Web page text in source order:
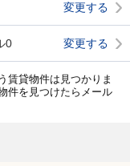
変更する
0 変更する
賃貸物件は見つかりま
件を見つけたらメール